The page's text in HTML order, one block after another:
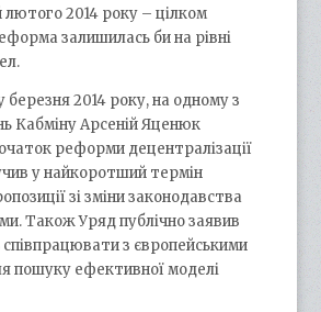
лютого 2014 року – цілком
залишилась би на рівні
2014 року, на одному з
Кабміну Арсеній Яценюк
реформи децентралізації
у найкоротший термін
зі зміни законодавства
Також Уряд публічно заявив
співпрацювати з європейськими
пошуку ефективної моделі